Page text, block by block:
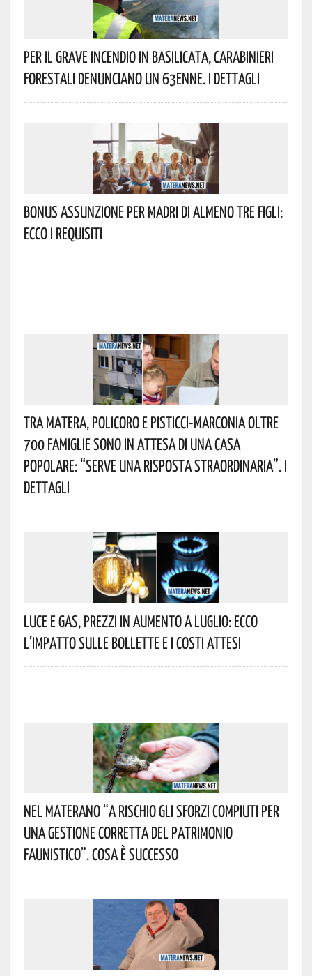
Per Il Grave Incendio In Basilicata, Carabinieri
Forestali Denunciano Un 63enne. I Dettagli
Bonus Assunzione Per Madri Di Almeno Tre Figli:
Ecco I Requisiti
Tra Matera, Policoro E Pisticci-Marconia Oltre
700 Famiglie Sono In Attesa Di Una Casa
Popolare: “serve Una Risposta Straordinaria”. I
Dettagli
Luce E Gas, Prezzi In Aumento A Luglio: Ecco
L’impatto Sulle Bollette E I Costi Attesi
Nel Materano “a Rischio Gli Sforzi Compiuti Per
Una Gestione Corretta Del Patrimonio
Faunistico”. Cosa È Successo